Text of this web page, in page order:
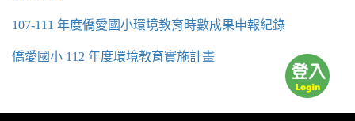
107-111 年度僑愛國小環境教育時數成果申報紀錄
僑愛國小 112 年度環境教育實施計畫